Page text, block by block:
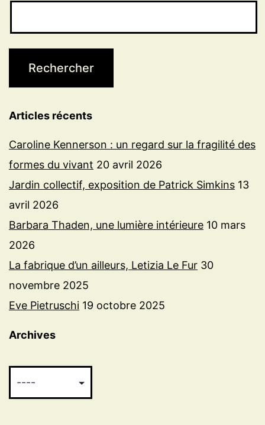
Articles récents
Caroline Kennerson : un regard sur la fragilité des
formes du vivant 20 avril 2026
Jardin collectif, exposition de Patrick Simkins 13
avril 2026
Barbara Thaden, une lumière intérieure 10 mars
2026
La fabrique d’un ailleurs, Letizia Le Fur 30
novembre 2025
Eve Pietruschi 19 octobre 2025
Archives